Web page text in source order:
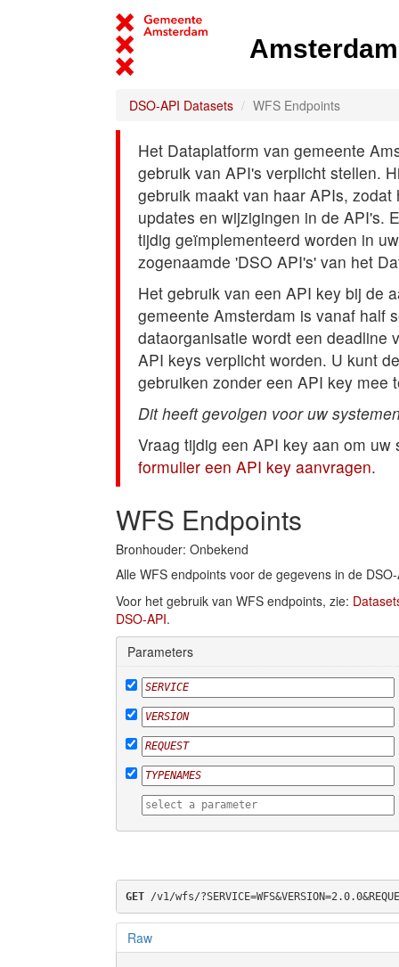
DSO-API Datasets WFS Endpoints
Het Dataplatform van gemeente
gebruik van API's verplicht stellen.
gebruik maakt van haar APIs,
updates en wijzigingen in de API's.
tijdig geïmplementeerd worden in
zogenaamde 'DSO API's' van het
Het gebruik van een API key bij de
gemeente Amsterdam is vanaf half
dataorganisatie wordt een deadline
API keys verplicht worden. U kunt
gebruiken zonder een API key mee
Dit heeft gevolgen voor uw
Vraag tijdig een API key aan om
formulier een API key aanvragen.
WFS Endpoints
Bronhouder: Onbekend
Alle WFS endpoints voor de gegevens in de
Voor het gebruik van WFS endpoints, zie:
DSO-API.
Parameters
GET /v1/wfs/
Raw